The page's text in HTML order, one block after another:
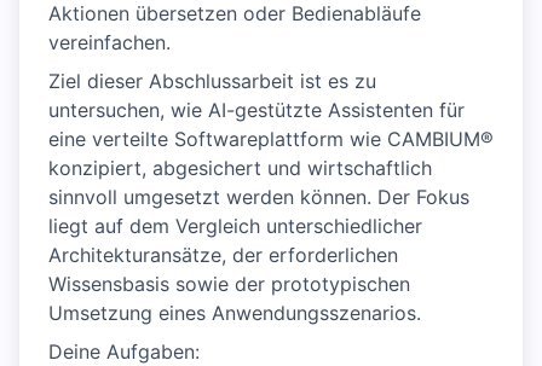
Aktionen übersetzen oder Bedienabläufe
vereinfachen.
Ziel dieser Abschlussarbeit ist es zu
untersuchen, wie AI-gestützte Assistenten für
eine verteilte Softwareplattform wie CAMBIUM®
konzipiert, abgesichert und wirtschaftlich
sinnvoll umgesetzt werden können. Der Fokus
liegt auf dem Vergleich unterschiedlicher
Architekturansätze, der erforderlichen
Wissensbasis sowie der prototypischen
Umsetzung eines Anwendungsszenarios.
Deine Aufgaben: